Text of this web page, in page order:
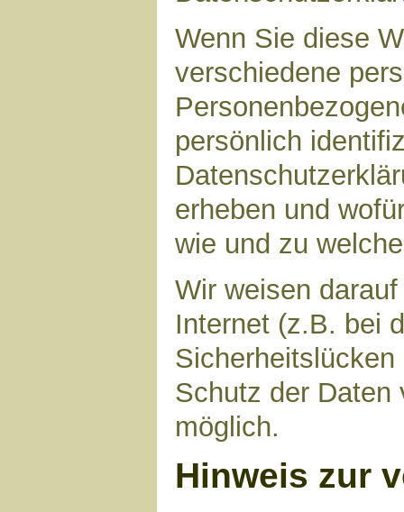
Wenn Sie diese
verschiedene
persönlich
erheben und
wie und zu
Wir weisen
Internet (z.B. bei
Schutz der Daten
möglich.
Hinweis zur